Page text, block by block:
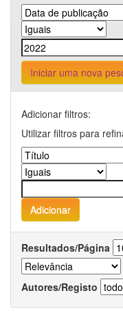
Iniciar uma nova
Adicionar filtros:
Utilizar filtros para
Resultados/Página
Autores/Registo